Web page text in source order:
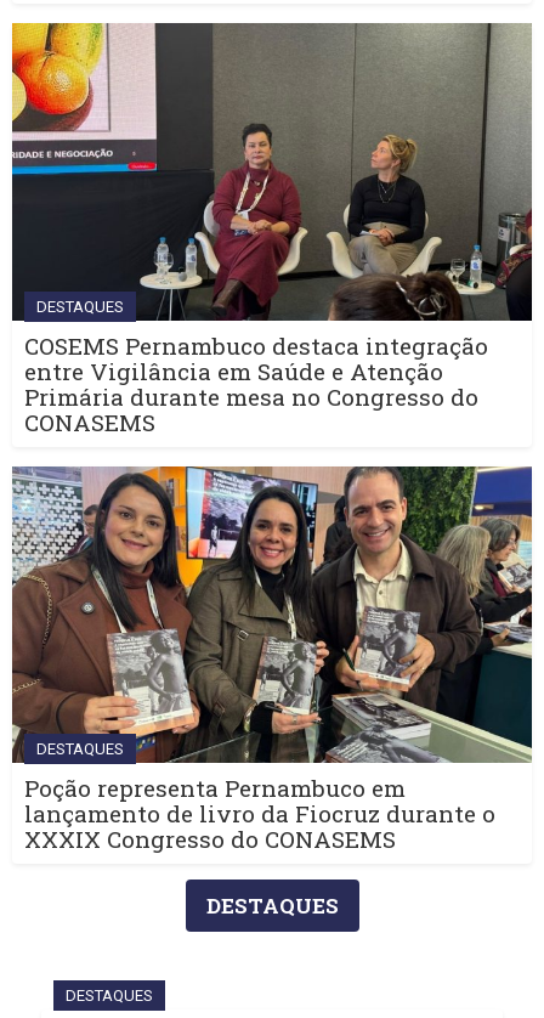
DESTAQUES
COSEMS Pernambuco destaca integração
entre Vigilância em Saúde e Atenção
Primária durante mesa no Congresso do
CONASEMS
DESTAQUES
Poção representa Pernambuco em
lançamento de livro da Fiocruz durante o
XXXIX Congresso do CONASEMS
DESTAQUES
DESTAQUES